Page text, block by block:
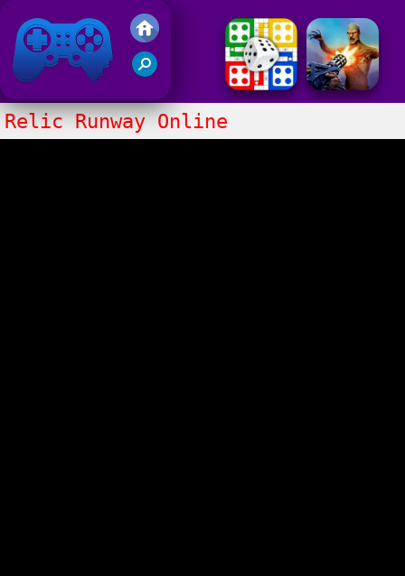
Gry Friv 5
Relic Runway Online